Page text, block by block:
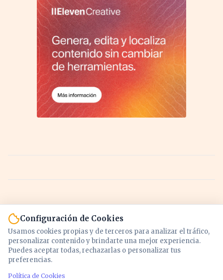
Configuración de Cookies
Usamos cookies propias y de terceros para analizar el tráfico,
personalizar contenido y brindarte una mejor experiencia.
Puedes aceptar todas, rechazarlas o personalizar tus
preferencias.
Política de Cookies